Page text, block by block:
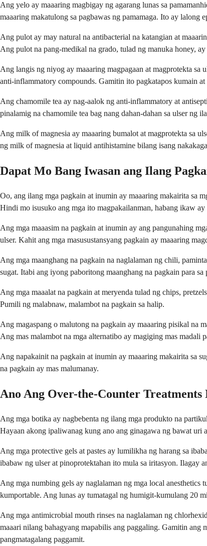
Ang yelo ay maaaring magbigay ng agarang lunas sa
maaaring makatulong sa pagbawas ng pamamaga. Ito ay
Ang pulot ay may natural na antibacterial na katangian at
Ang pulot na pang-medikal na grado, tulad ng manuka honey,
Ang langis ng niyog ay maaaring magpagaan at magprotekta
anti-inflammatory compounds. Gamitin ito pagkatapos kumain at
Ang chamomile tea ay nag-aalok ng anti-inflammatory at
pinalamig na chamomile tea bag nang dahan-dahan sa ulser ng
Ang milk of magnesia ay maaaring bumalot at magprotekta sa
ng milk of magnesia at liquid antihistamine bilang isang
Dapat Mo Bang Iwasan ang Ilang
Oo, ang ilang mga pagkain at inumin ay maaaring makairita sa
Hindi mo isusuko ang mga ito magpakailanman, habang ikaw
Ang mga maaasim na pagkain at inumin ay ang pangunahing
ulser. Kahit ang mga masusustansyang pagkain ay maaaring
Ang mga maanghang na pagkain na naglalaman ng chili,
sugat. Itabi ang iyong paboritong maanghang na pagkain para sa
Ang mga maaalat na pagkain at meryenda tulad ng chips,
Pumili ng malabnaw, malambot na pagkain sa halip.
Ang magaspang o malutong na pagkain ay maaaring pisikal na
Ang mas malambot na mga alternatibo ay magiging mas madali
Ang napakainit na pagkain at inumin ay maaaring makairita sa
na pagkain ay mas malumanay.
Ano Ang Over-the-Counter
Ang mga botika ay nagbebenta ng ilang mga produkto na
Hayaan akong ipaliwanag kung ano ang ginagawa ng bawat uri
Ang mga protective gels at pastes ay lumilikha ng harang sa
ibabaw ng ulser at pinoprotektahan ito mula sa iritasyon. Ilagay
Ang mga numbing gels ay naglalaman ng mga local anesthetics
kumportable. Ang lunas ay tumatagal ng humigit-kumulang 20
Ang mga antimicrobial mouth rinses na naglalaman ng
maaari nilang bahagyang mapabilis ang paggaling. Gamitin ang
pangmatagalang paggamit.